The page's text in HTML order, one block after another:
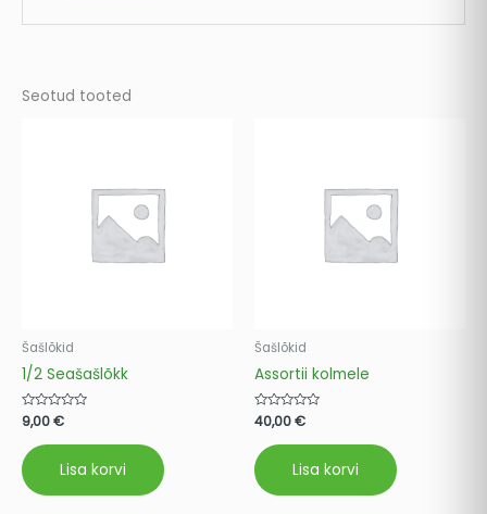
Seotud tooted
Šašlõkid
1/2 Seašašlõkk
Hinnanguga
0
5
9,00€
Lisa korvi
Šašlõkid
Assortii kolmele
Hinnanguga
0
5
40,00€
Lisa korvi